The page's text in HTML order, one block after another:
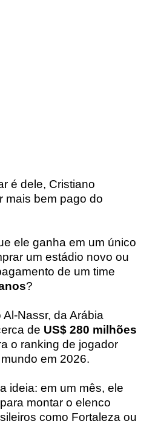
é dele, Cristiano
mais bem pago do
ele ganha em um único
um estádio novo ou
de um time
?
Nassr, da Arábia
de US$ 280 milhões
o ranking de jogador
em 2026.
ideia: em um mês, ele
montar o elenco
como Fortaleza ou